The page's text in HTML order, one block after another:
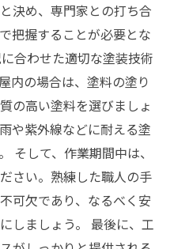
決め、専門家との打ち合
把握することが必要とな
合わせた適切な塗装技術
内の場合は、塗料の塗り
の高い塗料を選びましょ
や紫外線などに耐える塗
そして、作業期間中は、
さい。熟練した職人の手
可欠であり、なるべく安
しましょう。 最後に、工